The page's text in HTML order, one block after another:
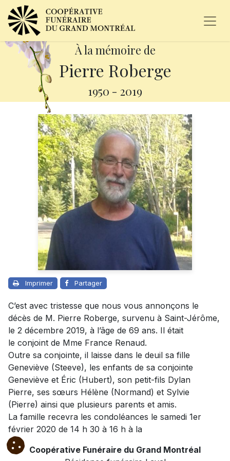
À la mémoire de
Pierre Roberge
1950 - 2019
Imprimer Partager
C’est avec tristesse que nous vous annonçons le
décès de M. Pierre Roberge, survenu à Saint-Jérôme,
le 2 décembre 2019, à l’âge de 69 ans. Il était
le conjoint de Mme France Renaud.
Outre sa conjointe, il laisse dans le deuil sa fille
Geneviève (Steeve), les enfants de sa conjointe
Geneviève et Éric (Hubert), son petit-fils Dylan
Pierre, ses sœurs Hélène (Normand) et Sylvie
(Pierre) ainsi que plusieurs parents et amis.
La famille recevra les condoléances le samedi 1er
février 2020 de 14 h 30 à 16 h à la
Coopérative Funéraire du Grand Montréal